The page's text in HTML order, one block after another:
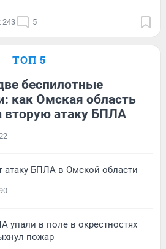
243 5
ТОП 5
беспилотные
как Омская область
вторую атаку БПЛА
атаку БПЛА в Омской области
упали в поле в окрестностях
пожар